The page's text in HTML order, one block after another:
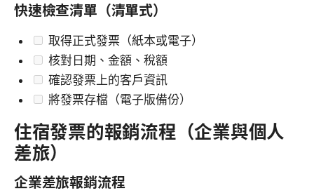
快速檢查清單（清單式）
取得正式發票（紙本或電子）
核對日期、金額、稅額
確認發票上的客戶資訊
將發票存檔（電子版備份）
住宿發票的報銷流程（企業與個人
差旅）
企業差旅報銷流程